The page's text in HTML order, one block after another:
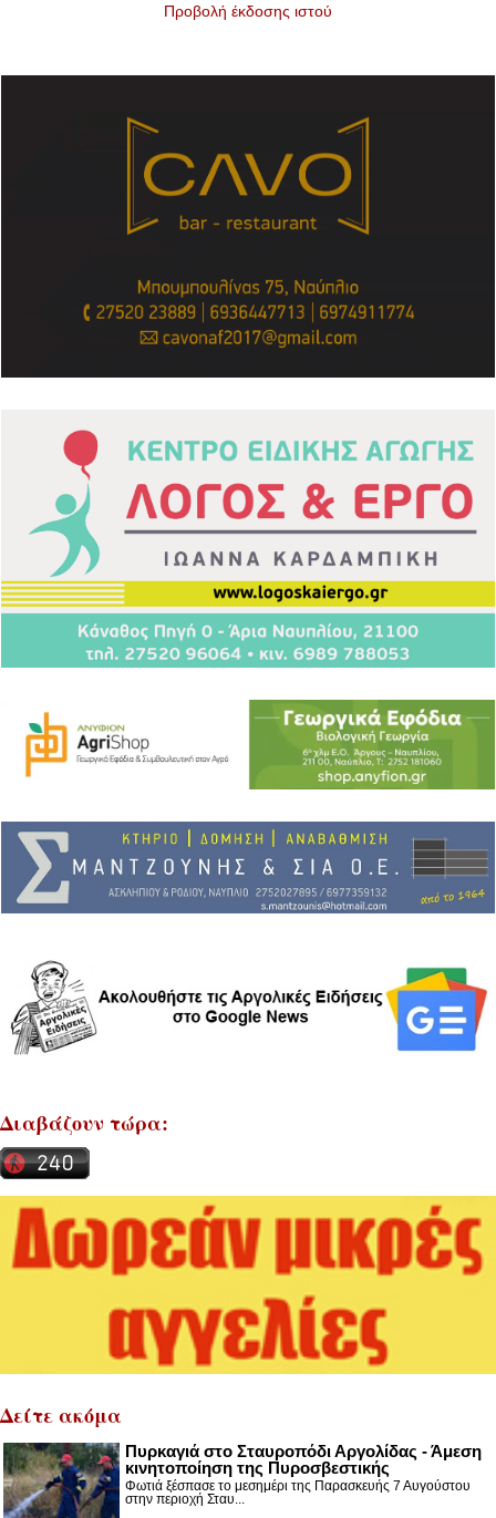
Προβολή έκδοσης ιστού
Διαβάζουν τώρα:
Δείτε ακόμα
Πυρκαγιά στο Σταυροπόδι Αργολίδας - Άμεση
κινητοποίηση της Πυροσβεστικής
Φωτιά ξέσπασε το μεσημέρι της Παρασκευής 7 Αυγούστου
στην περιοχή Σταυ...